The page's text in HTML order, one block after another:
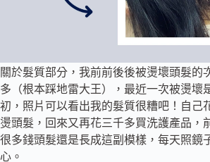
關於髮質部分，我前前後後被燙壞頭髮的
多（根本踩地雷大王），最近一次被燙壞
初，照片可以看出我的髮質很糟吧！自己
燙頭髮，回來又再花三千多買洗護產品，
很多錢頭髮還是長成這副模樣，每天照鏡
心。